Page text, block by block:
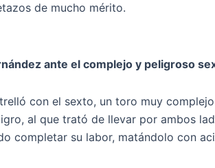
de mucho mérito.
ante el complejo y peligroso
con el sexto, un toro muy
al que trató de llevar por ambos
completar su labor, matándolo con